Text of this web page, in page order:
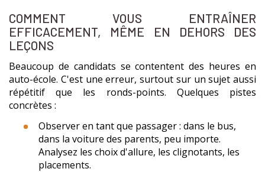
COMMENT VOUS ENTRAÎNER
EFFICACEMENT, MÊME EN DEHORS DES
LEÇONS
Beaucoup de candidats se contentent des heures en
auto-école. C'est une erreur, surtout sur un sujet aussi
répétitif que les ronds-points. Quelques pistes
concrètes :
Observer en tant que passager : dans le bus,
dans la voiture des parents, peu importe.
Analysez les choix d'allure, les clignotants, les
placements.